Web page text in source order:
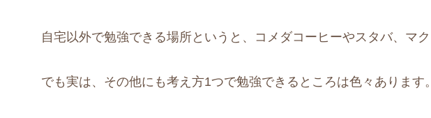
自宅以外で勉強できる場所というと、コメダコーヒーやスタバ、マ
でも実は、その他にも考え方1つで勉強できるところは色々あります。